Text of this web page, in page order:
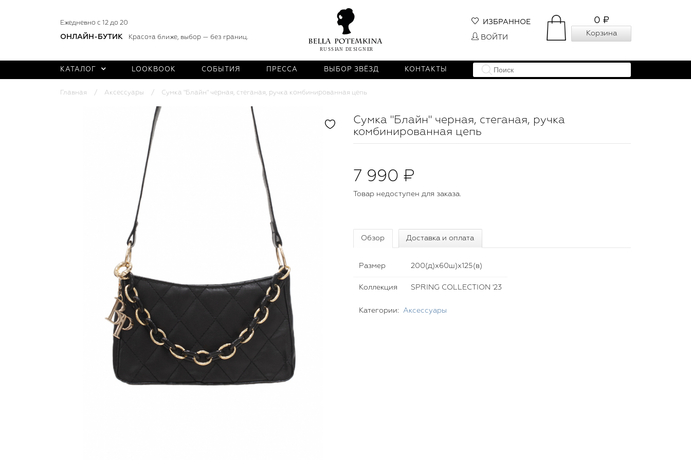
Ежедневно с 12 до 20
ОНЛАЙН-БУТИК Красота ближе, выбор — без границ.
0 ₽
Корзина
ИЗБРАННОЕ
ВОЙТИ
КАТАЛОГ LOOKBOOK СОБЫТИЯ ПРЕССА ВЫБОР ЗВЁЗД КОНТАКТЫ
Главная Аксессуары Сумка "Блайн" черная, стеганая, ручка комбинированная цепь
Сумка "Блайн" черная, стеганая, ручка
комбинированная цепь
7 990 ₽
Товар недоступен для заказа.
Обзор Доставка и оплата
Размер 200(д)х60ш)х125(в)
Коллекция SPRING COLLECTION '23
Категории: Аксессуары